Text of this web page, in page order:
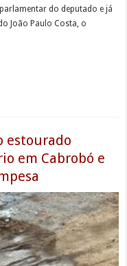
do deputado e já
João Paulo Costa, o
estourado
em Cabrobó e